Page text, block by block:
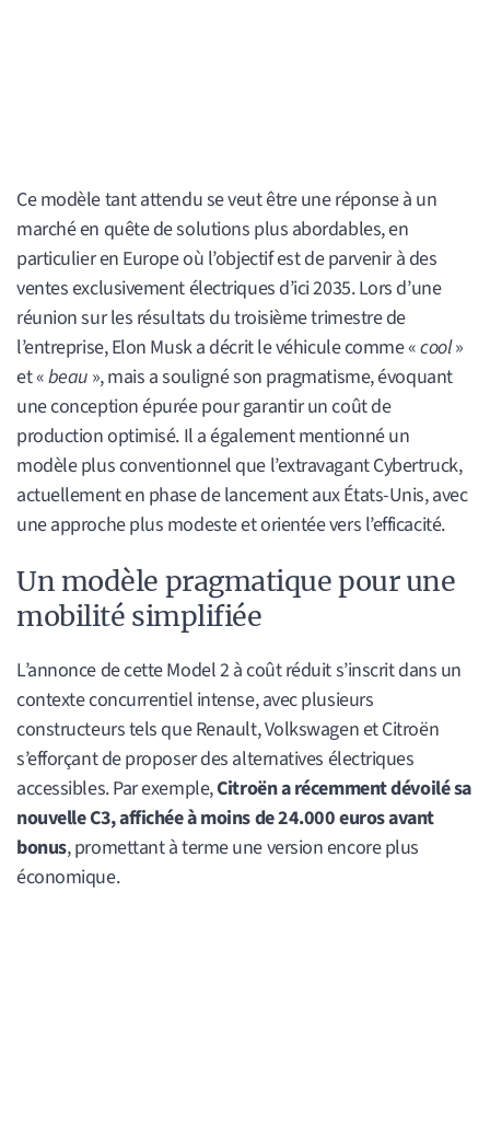
Ce modèle tant attendu se veut être une réponse à un
marché en quête de solutions plus abordables, en
particulier en Europe où l’objectif est de parvenir à des
ventes exclusivement électriques d’ici 2035. Lors d’une
réunion sur les résultats du troisième trimestre de
l’entreprise, Elon Musk a décrit le véhicule comme «cool»
et «beau», mais a souligné son pragmatisme, évoquant
une conception épurée pour garantir un coût de
production optimisé. Il a également mentionné un
modèle plus conventionnel que l’extravagant Cybertruck,
actuellement en phase de lancement aux États-Unis, avec
une approche plus modeste et orientée vers l’efficacité.
Un modèle pragmatique pour une
mobilité simplifiée
L’annonce de cette Model 2 à coût réduit s’inscrit dans un
contexte concurrentiel intense, avec plusieurs
constructeurs tels que Renault, Volkswagen et Citroën
s’efforçant de proposer des alternatives électriques
accessibles. Par exemple,Citroën a récemment dévoilé sa
nouvelle C3, affichée à moins de 24.000 euros avant
bonus, promettant à terme une version encore plus
économique.